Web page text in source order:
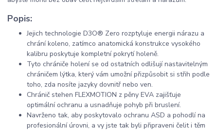
Popis:
Jejich technologie D3O® Zero rozptyluje energii nárazu a
chrání koleno, zatímco anatomická konstrukce vysokého
kalibru poskytuje kompletní pokrytí holeně.
Tyto chrániče holení se od ostatních odlišují nastavitelným
chráničem lýtka, který vám umožní přizpůsobit si střih podle
toho, zda nosíte jazyky dovnitř nebo ven.
Chránič stehen FLEXMOTION z pěny EVA zajišťuje
optimální ochranu a usnadňuje pohyb při bruslení.
Navrženo tak, aby poskytovalo ochranu ASD a pohodlí na
profesionální úrovni, a vy jste tak byli připraveni čelit i těm